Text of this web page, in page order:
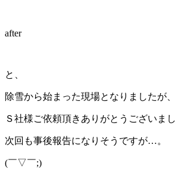
after
と、
除雪から始まった現場となりましたが
Ｓ社様ご依頼頂きありがとうございま
次回も事後報告になりそうですが…。
(￣▽￣;)